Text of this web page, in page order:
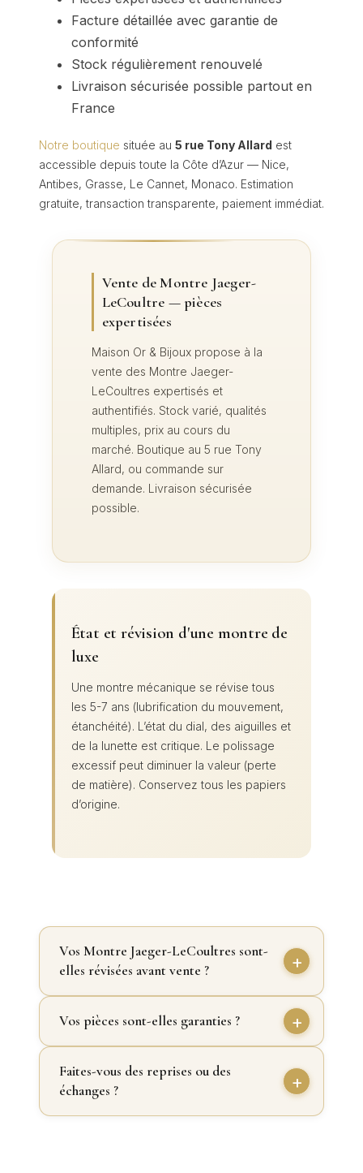
Facture détaillée avec garantie de
conformité
Stock régulièrement renouvelé
Livraison sécurisée possible partout en
France
Notre boutique située au 5 rue Tony Allard est
accessible depuis toute la Côte d’Azur — Nice,
Antibes, Grasse, Le Cannet, Monaco. Estimation
gratuite, transaction transparente, paiement immédiat.
Vente de Montre Jaeger-
LeCoultre — pièces
expertisées
Maison Or & Bijoux propose à la
vente des Montre Jaeger-
LeCoultres expertisés et
authentifiés. Stock varié, qualités
multiples, prix au cours du
marché. Boutique au 5 rue Tony
Allard, ou commande sur
demande. Livraison sécurisée
possible.
État et révision d'une montre de
luxe
Une montre mécanique se révise tous
les 5-7 ans (lubrification du mouvement,
étanchéité). L’état du dial, des aiguilles et
de la lunette est critique. Le polissage
excessif peut diminuer la valeur (perte
de matière). Conservez tous les papiers
d’origine.
Vos Montre Jaeger-LeCoultres sont-
elles révisées avant vente ?
Vos pièces sont-elles garanties ?
Faites-vous des reprises ou des
échanges ?